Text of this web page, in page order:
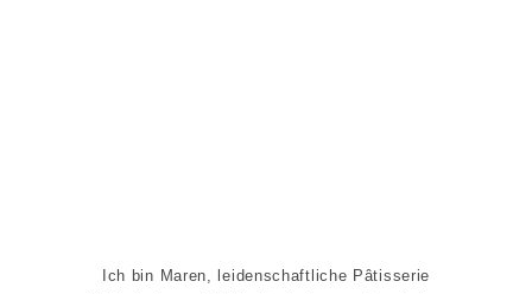
Ich bin Maren, leidenschaftliche Pâtisserie